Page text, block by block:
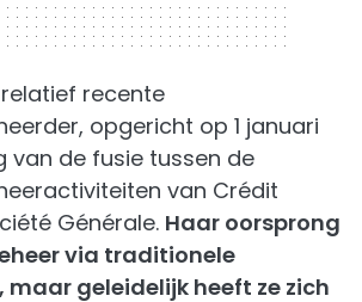
recente
opgericht op 1 januari
van de fusie tussen de
van Crédit
Générale. Haar oorsprong
via traditionele
maar geleidelijk heeft ze zich